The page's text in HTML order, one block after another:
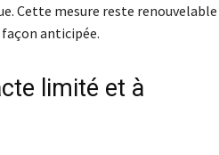
Cette mesure reste renouvelable
anticipée.
limité et à